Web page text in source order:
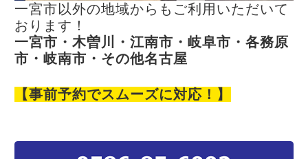
一宮市以外の地域からもご利用いただいて
おります！
一宮市・木曽川・江南市・岐阜市・各務原
市・岐南市・その他名古屋
【事前予約でスムーズに対応！】